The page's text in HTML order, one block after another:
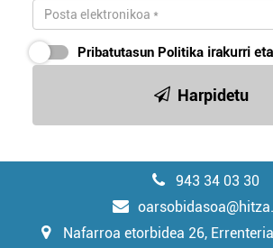
Pribatutasun Politika irakurri
Harpidetu
943 34 03 30
Nafarroa etorbidea 26,